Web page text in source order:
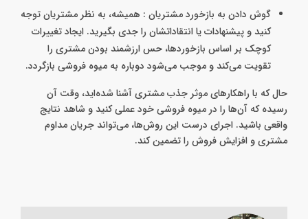
گوش دادن به بازخورد مشتریان : همیشه، به نظر مشتریان توجه
کنید و پیشنهادات یا انتقاداتشان را جدی بگیرید. ایجاد تغییرات
کوچک بر اساس بازخوردها، حس ارزشمند بودن مشتری را
تقویت می‌کند و موجب می‌شود دوباره به میوه فروشی بازگردد.
حال که با راهکارهای موثر جذب مشتری آشنا شده‌اید، وقت آن
رسیده که آن‌ها را در میوه فروشی خود عملی کنید و شاهد نتایج
واقعی باشید. اجرای درست این روش‌ها، می‌تواند جریان مداوم
مشتری و افزایش فروش را تضمین کند.